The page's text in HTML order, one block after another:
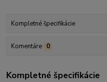
Kompletné špecifikácie
Komentáre 0
Kompletné špecifikácie